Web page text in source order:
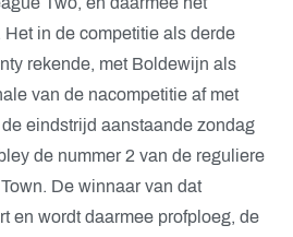
in de competitie als derde
rekende, met Boldewijn als
van de nacompetitie af met
eindstrijd aanstaande zondag
de nummer 2 van de reguliere
De winnaar van dat
en wordt daarmee profploeg, de